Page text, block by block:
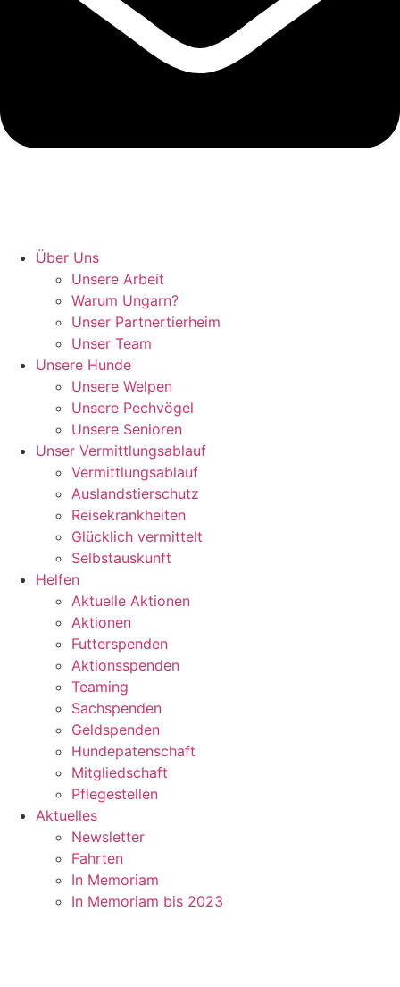
Über Uns
Unsere Arbeit
Warum Ungarn?
Unser Partnertierheim
Unser Team
Unsere Hunde
Unsere Welpen
Unsere Pechvögel
Unsere Senioren
Unser Vermittlungsablauf
Vermittlungsablauf
Auslandstierschutz
Reisekrankheiten
Glücklich vermittelt
Selbstauskunft
Helfen
Aktuelle Aktionen
Aktionen
Futterspenden
Aktionsspenden
Teaming
Sachspenden
Geldspenden
Hundepatenschaft
Mitgliedschaft
Pflegestellen
Aktuelles
Newsletter
Fahrten
In Memoriam
In Memoriam bis 2023